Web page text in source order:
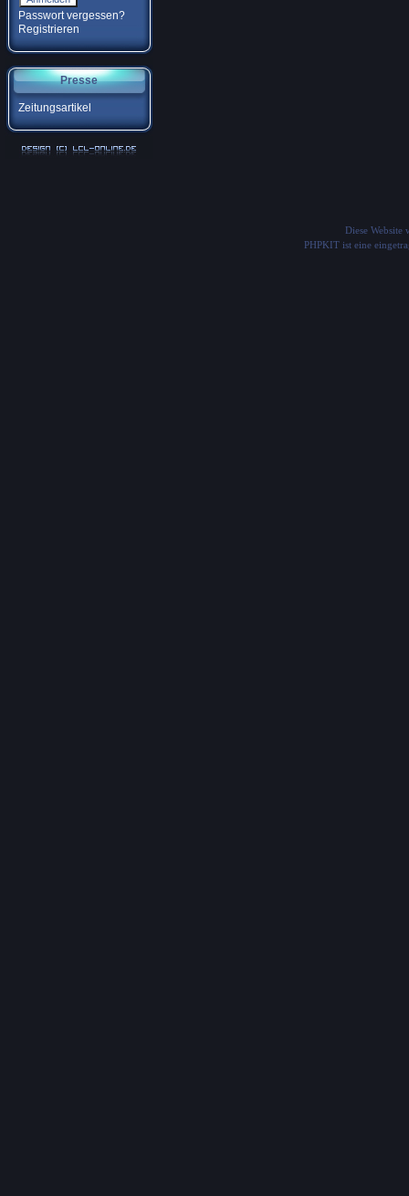
Passwort vergessen?
Registrieren
Presse
Zeitungsartikel
Diese Website
PHPKIT ist eine